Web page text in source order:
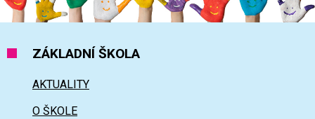
ZÁKLADNÍ ŠKOLA
AKTUALITY
O ŠKOLE